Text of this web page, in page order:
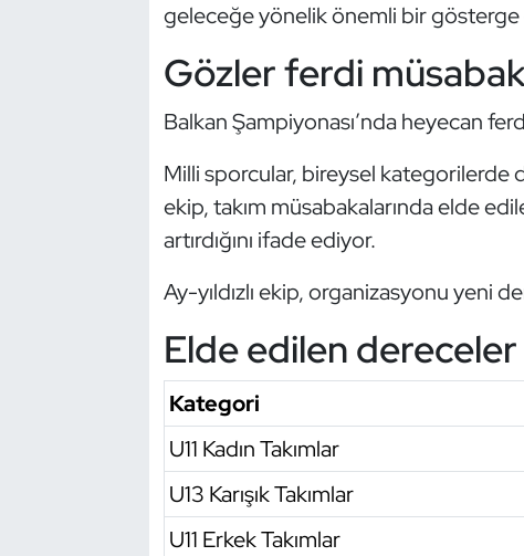
geleceğe yönelik önemli bir
Gözler ferdi
Balkan Şampiyonası’nda heyecan
Milli sporcular, bireysel kategorilerde
ekip, takım müsabakalarında elde
artırdığını ifade ediyor.
Ay-yıldızlı ekip, organizasyonu yeni
Elde edilen dereceler
Kategori
U11 Kadın Takımlar
U13 Karışık Takımlar
U11 Erkek Takımlar
Modern Pentatlon
Motor Sporları
Özel Sporcular